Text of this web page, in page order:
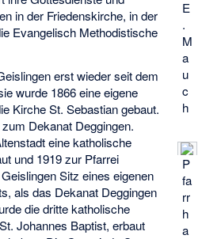
E
.
M
a
u
c
h
P
fa
rr
h
a
in der Friedenskirche, in der
Evangelisch Methodistische
erst wieder seit dem
wurde 1866 eine eigene
Kirche St. Sebastian gebaut.
Dekanat Deggingen.
eine katholische
und 1919 zur Pfarrei
Sitz eines eigenen
als das Dekanat Deggingen
die dritte katholische
Johannes Baptist, erbaut